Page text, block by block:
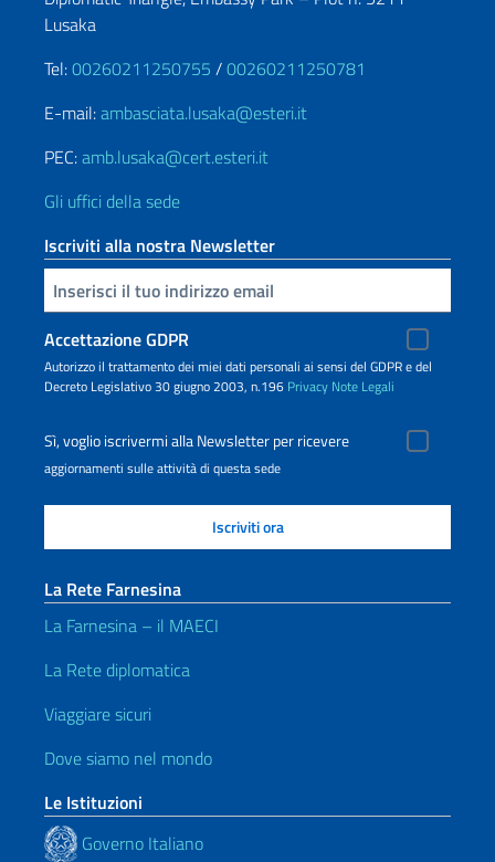
Lusaka
Tel:00260211250755 /00260211250781
E-mail:ambasciata.lusaka@esteri.it
PEC:amb.lusaka@cert.esteri.it
Gli uffici della sede
Iscriviti alla nostra Newsletter
Inserisci la tua email
Accettazione GDPR
Autorizzo il trattamento dei miei dati personali ai sensi del GDPR e del
Decreto Legislativo 30 giugno 2003, n.196 Privacy Note Legali
Sì, voglio iscrivermi alla Newsletter per ricevere
aggiornamenti sulle attività di questa sede
La Rete Farnesina
La Farnesina – il MAECI
La Rete diplomatica
Viaggiare sicuri
Dove siamo nel mondo
Le Istituzioni
Governo Italiano